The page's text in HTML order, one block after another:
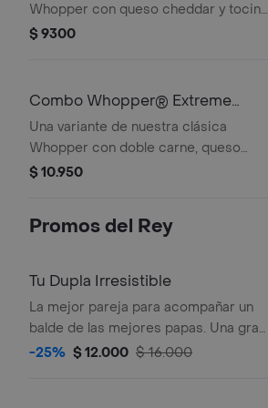
Whopper con queso cheddar y tocino
que lleva al placer. ¡Tu combo incluye
$ 9300
Combo Whopper® Extreme
Doble
Una variante de nuestra clásica
Whopper con doble carne, queso
cheddar y tocino que lleva al placer.
de bebida!
$ 10.950
Promos del Rey
Tu Dupla Irresistible
La mejor pareja para acompañar un
balde de las mejores papas. Una gran
promoción que te permite llevar 2
-25% $ 12.000 $ 16.000